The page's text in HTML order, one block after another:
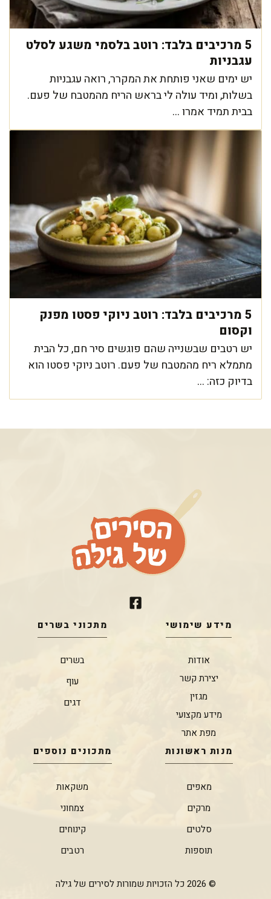
5 מרכיבים בלבד: רוטב בלסמי משגע לסלט
עגבניות
יש ימים שאני פותחת את המקרר, רואה עגבניות
בשלות, ומיד עולה לי בראש הריח מהמטבח של פעם.
בבית תמיד אמרו ...
5 מרכיבים בלבד: רוטב ניוקי פסטו מפנק
וקסום
יש רטבים שבשנייה שהם פוגשים סיר חם, כל הבית
מתמלא ריח מהמטבח של פעם. רוטב ניוקי פסטו הוא
בדיוק כזה: ...
מידע שימושי
אודות
יצירת קשר
מגזין
מידע מקצועי
מפת אתר
מתכוני בשרים
בשרים
עוף
דגים
מנות ראשונות
מאפים
מרקים
סלטים
תוספות
מתכונים נוספים
משקאות
צמחוני
קינוחים
רטבים
© 2026 כל הזכויות שמורות לסירים של גילה